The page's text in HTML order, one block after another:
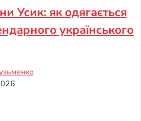
Усик: як одягається
українського